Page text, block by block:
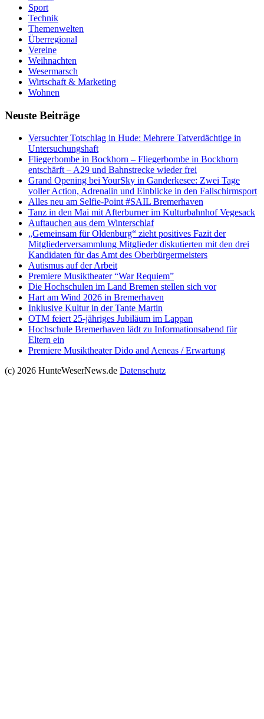
Sport
Technik
Themenwelten
Überregional
Vereine
Weihnachten
Wesermarsch
Wirtschaft & Marketing
Wohnen
Neuste Beiträge
Versucht­er Totschlag in Hude: Mehrere Tatverdächtige in
Untersuchungshaft
Fliegerbombe in Bockhorn – Fliegerbombe in Bockhorn
entschärft – A29 und Bahnstrecke wieder frei
Grand Opening bei YourSky in Ganderkesee: Zwei Tage
voller Action, Adrenalin und Einblicke in den Fallschirmsport
Alles neu am Selfie-Point #SAIL Bremerhaven
Tanz in den Mai mit Afterburner im Kulturbahnhof Vegesack
Auftauchen aus dem Winterschlaf
„Gemeinsam für Oldenburg“ zieht positives Fazit der
Mitgliederversammlung Mitglieder diskutierten mit den drei
Kandidaten für das Amt des Oberbürgermeisters
Autismus auf der Arbeit
Premiere Musiktheater “War Requiem”
Die Hochschulen im Land Bremen stellen sich vor
Hart am Wind 2026 in Bremerhaven
Inklusive Kultur in der Tante Martin
OTM feiert 25-jähriges Jubiläum im Lappan
Hochschule Bremerhaven lädt zu Informationsabend für
Eltern ein
Premiere Musiktheater Dido and Aeneas / Erwartung
(c) 2026 HunteWeserNews.de Datenschutz